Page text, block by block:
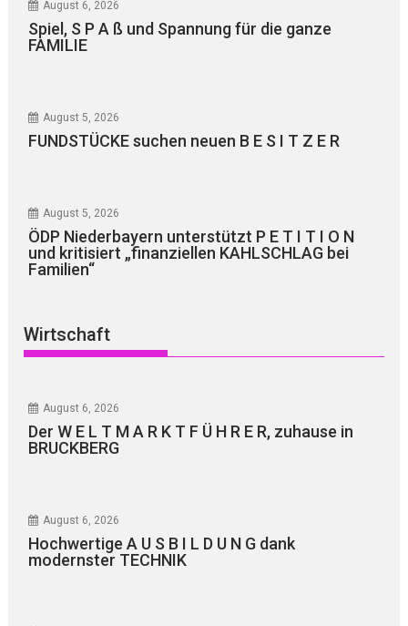
August 6, 2026
Spiel, S P A ß und Spannung für die ganze
FAMILIE
August 5, 2026
FUNDSTÜCKE suchen neuen B E S I T Z E R
August 5, 2026
ÖDP Niederbayern unterstützt P E T I T I O N
und kritisiert „finanziellen KAHLSCHLAG bei
Familien“
Wirtschaft
August 6, 2026
Der W E L T M A R K T F Ü H R E R, zuhause in
BRUCKBERG
August 6, 2026
Hochwertige A U S B I L D U N G dank
modernster TECHNIK